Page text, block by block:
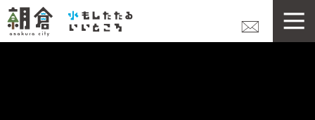
ペ
ー
ジ
メニューを飛ばして本文へ
本
文